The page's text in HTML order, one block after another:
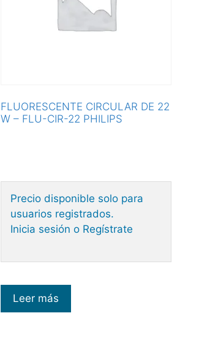
FLUORESCENTE CIRCULAR DE 22
W – FLU-CIR-22 PHILIPS
Precio disponible solo para
usuarios registrados.
Inicia sesión o Regístrate
Leer más